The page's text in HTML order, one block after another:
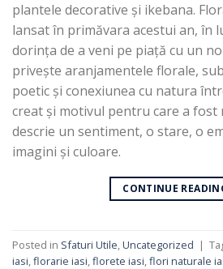
plantele decorative și ikebana.
lansat în primăvara acestui an, în
dorința de a veni pe piață cu un
privește aranjamentele florale,
poetic și conexiunea cu natura
creat și motivul pentru care a fost
descrie un sentiment, o stare, o
imagini și culoare.
CONTINUE
Posted in Sfaturi Utile,Uncategorized |
iasi,florarie iasi,florete iasi,flori naturale